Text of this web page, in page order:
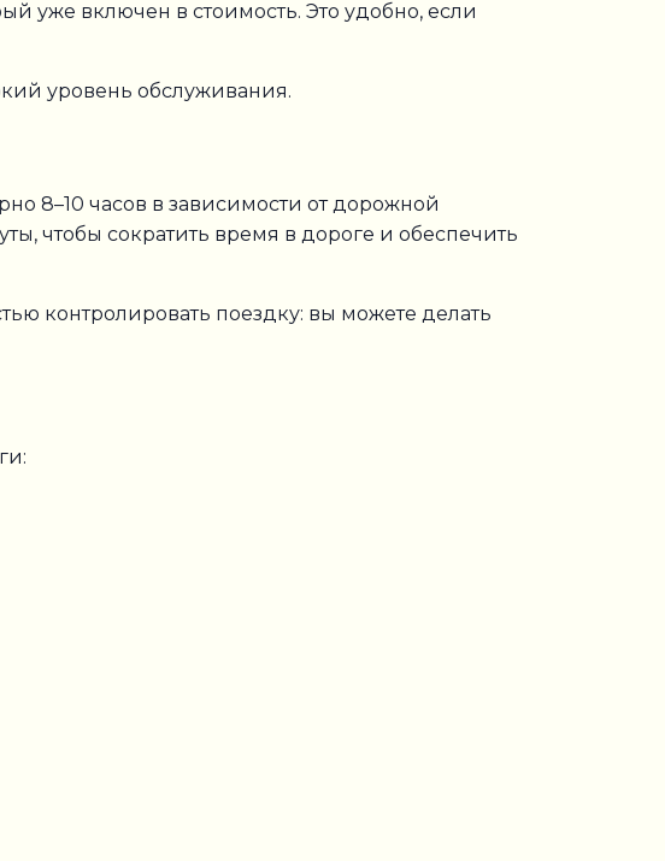
уже включен в стоимость. Это удобно, если
уровень обслуживания.
8–10 часов в зависимости от дорожной
чтобы сократить время в дороге и обеспечить
контролировать поездку: вы можете делать